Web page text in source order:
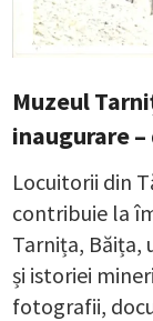
Muzeul
inaugurare
Locuitorii din
contribuie la
Tarnița, Băița,
și istoriei
fotografii,